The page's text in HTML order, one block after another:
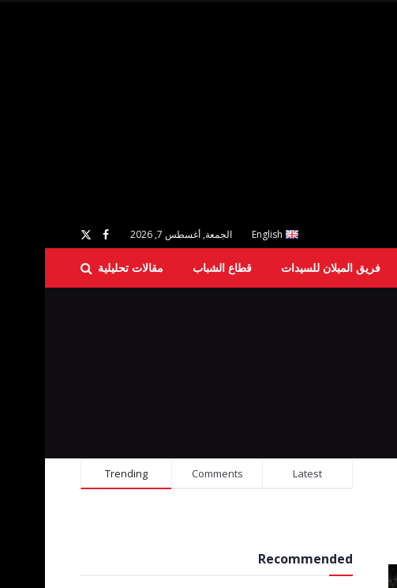
English الجمعة, أغسطس 7, 2026
فريق الميلان للسيدات قطاع الشباب مقالات تحليلية
Trending Comments Latest
Recommended